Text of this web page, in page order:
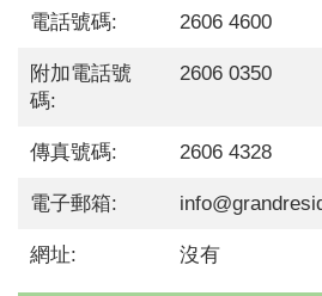
電話號碼: 2606 4600
附加電話號
碼:
2606 0350
傳真號碼: 2606 4328
電子郵箱:
網址: 沒有